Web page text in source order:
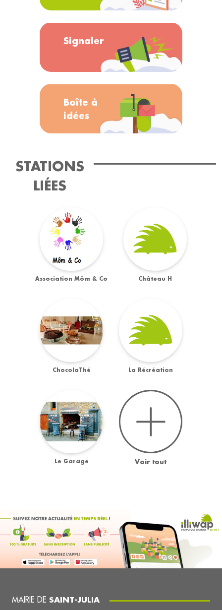
Signaler
Boîte à
idées
STATIONS
LIÉES
Association Môm & Co Château H
ChocolaThé La Récréation
Le Garage Voir tout
MAIRIE DE SAINT-JULIA